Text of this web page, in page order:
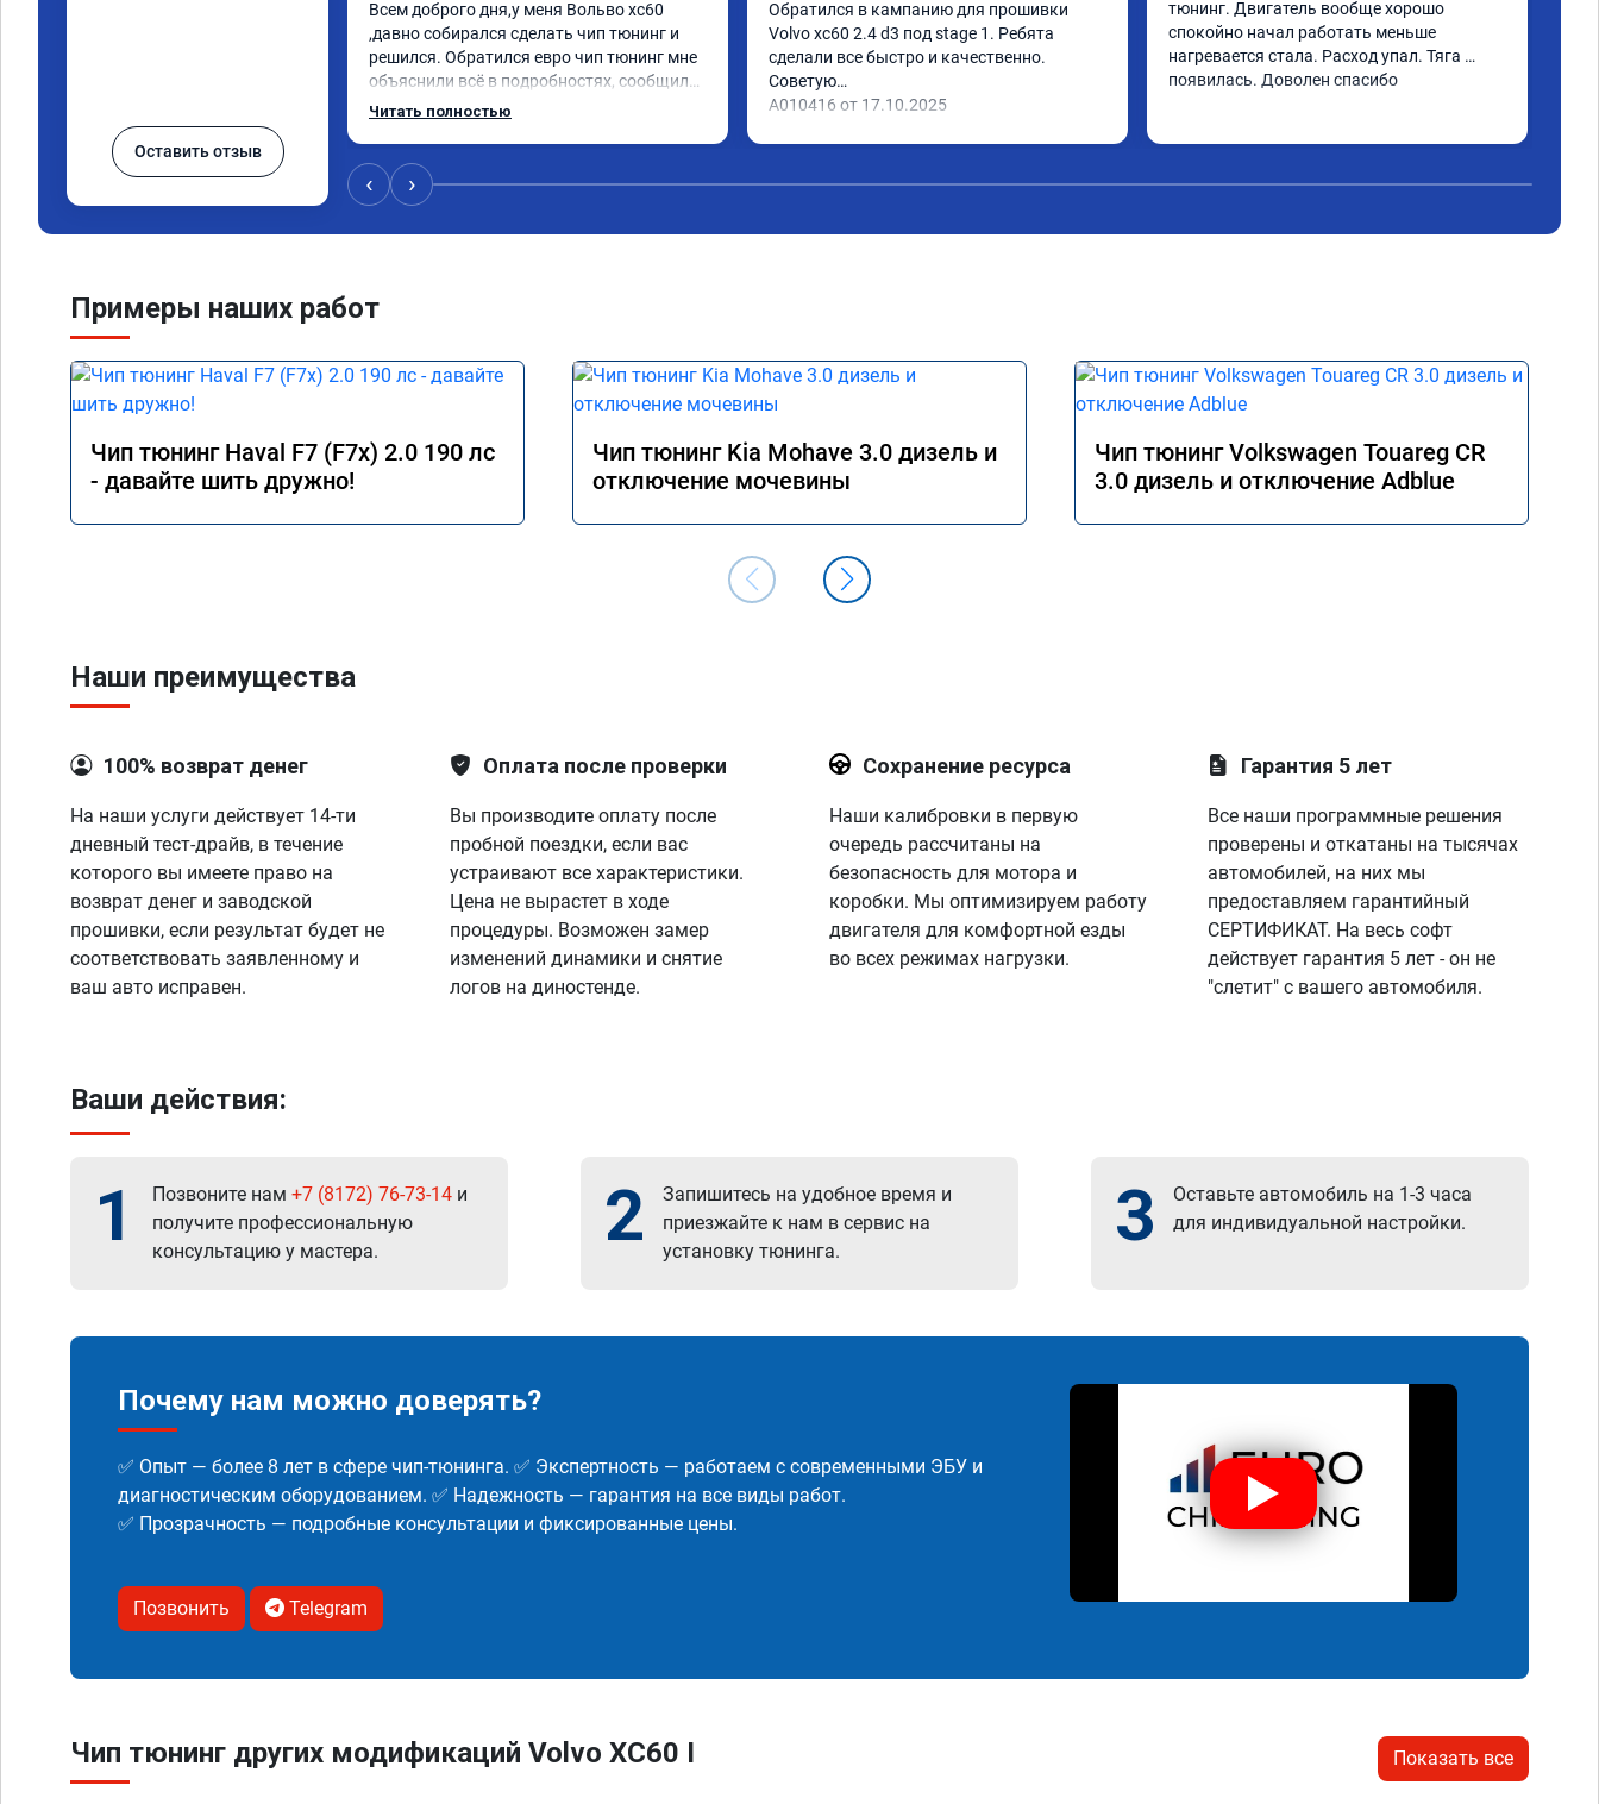
Оставить отзыв
Всем доброго дня,у меня Вольво xc60
,давно собирался сделать чип тюнинг и
решился. Обратился евро чип тюнинг мне
объяснили всё в подробностях, сообщили
сумму записали. Приехал в назначенное
сертификат ао11462 ,знают своё дело
рекомендую 👍
Читать полностью
Обратился в кампанию для прошивки
Volvo xc60 2.4 d3 под stage 1. Ребята
сделали все быстро и качественно.
Советую
А010416 от 17.10.2025
тюнинг. Двигатель вообще хорошо
спокойно начал работать меньше
нагревается стала. Расход упал. Тяга
появилась. Доволен спасибо
‹ ›
Примеры наших работ
Чип тюнинг Haval F7 (F7x) 2.0 190 лс
- давайте шить дружно!
Чип тюнинг Kia Mohave 3.0 дизель и
отключение мочевины
Чип тюнинг Volkswagen Touareg CR
3.0 дизель и отключение Adblue
Наши преимущества
100% возврат денег
На наши услуги действует 14-ти
дневный тест-драйв, в течение
которого вы имеете право на
возврат денег и заводской
прошивки, если результат будет не
соответствовать заявленному и
ваш авто исправен.
Оплата после проверки
Вы производите оплату после
пробной поездки, если вас
устраивают все характеристики.
Цена не вырастет в ходе
процедуры. Возможен замер
изменений динамики и снятие
логов на диностенде.
Сохранение ресурса
Наши калибровки в первую
очередь рассчитаны на
безопасность для мотора и
коробки. Мы оптимизируем работу
двигателя для комфортной езды
во всех режимах нагрузки.
Гарантия 5 лет
Все наши программные решения
проверены и откатаны на тысячах
автомобилей, на них мы
предоставляем гарантийный
СЕРТИФИКАТ. На весь софт
действует гарантия 5 лет - он не
"слетит" с вашего автомобиля.
Ваши действия:
1 Позвоните нам +7 (8172) 76-73-14 и
получите профессиональную
консультацию у мастера.
2
Запишитесь на удобное время и
приезжайте к нам в сервис на
установку тюнинга.
3
Оставьте автомобиль на 1-3 часа
для индивидуальной настройки.
Почему нам можно доверять?
✅ Опыт — более 8 лет в сфере чип-тюнинга. ✅ Экспертность — работаем с современными ЭБУ и
диагностическим оборудованием. ✅ Надежность — гарантия на все виды работ.
✅ Прозрачность — подробные консультации и фиксированные цены.
Позвонить Telegram
Чип тюнинг других модификаций Volvo XC60 I Показать все